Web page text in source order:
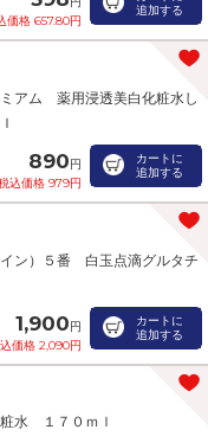
価格 657.80円
追加する
アム 薬用浸透美白化粧水し
890円
込価格 979円
カートに
追加する
ン）５番 白玉点滴グルタチ
1,900円
価格 2,090円
カートに
追加する
水 １７０ｍｌ